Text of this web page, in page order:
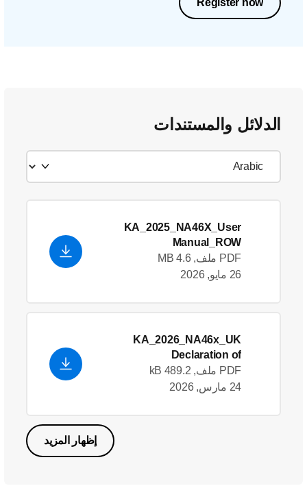
Register now
الدلائل والمستندات
KA_2025_NA46X_User
Manual_ROW
PDF ملف, 4.6 MB
26 مايو, 2026
KA_2026_NA46x_UK
Declaration of
Conformity_en_GB - English
(US)
PDF ملف, 489.2 kB
24 مارس, 2026
إظهار المزيد